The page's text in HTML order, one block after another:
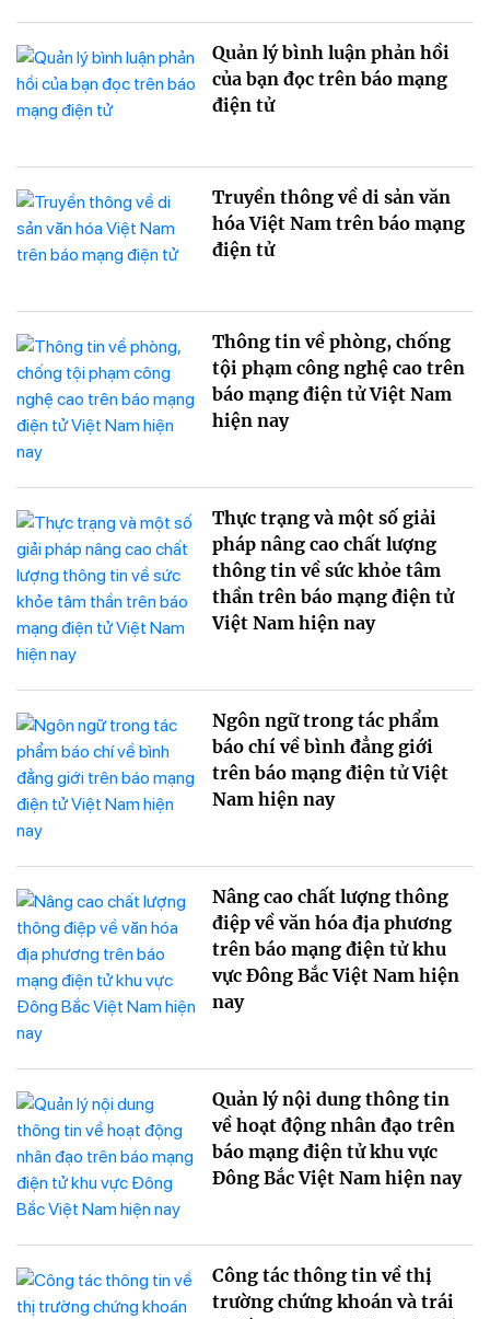
Quản lý bình luận phản hồi
của bạn đọc trên báo mạng
điện tử
Truyền thông về di sản văn
hóa Việt Nam trên báo mạng
điện tử
Thông tin về phòng, chống
tội phạm công nghệ cao trên
báo mạng điện tử Việt Nam
hiện nay
Thực trạng và một số giải
pháp nâng cao chất lượng
thông tin về sức khỏe tâm
thần trên báo mạng điện tử
Việt Nam hiện nay
Ngôn ngữ trong tác phẩm
báo chí về bình đẳng giới
trên báo mạng điện tử Việt
Nam hiện nay
Nâng cao chất lượng thông
điệp về văn hóa địa phương
trên báo mạng điện tử khu
vực Đông Bắc Việt Nam hiện
nay
Quản lý nội dung thông tin
về hoạt động nhân đạo trên
báo mạng điện tử khu vực
Đông Bắc Việt Nam hiện nay
Công tác thông tin về thị
trường chứng khoán và trái